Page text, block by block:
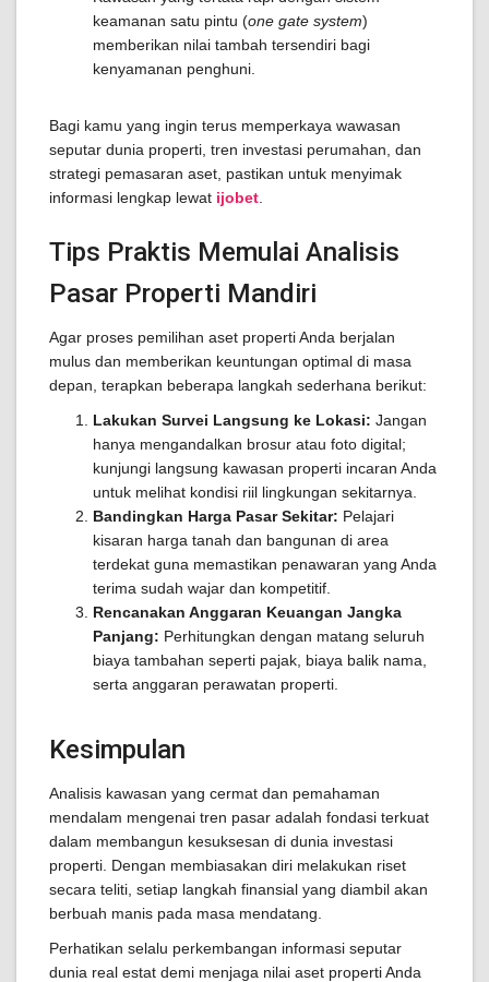
keamanan satu pintu (one gate system)
memberikan nilai tambah tersendiri bagi
kenyamanan penghuni.
Bagi kamu yang ingin terus memperkaya wawasan
seputar dunia properti, tren investasi perumahan, dan
strategi pemasaran aset, pastikan untuk menyimak
informasi lengkap lewat ijobet
Tips Praktis Memulai Analisis
Pasar Properti Mandiri
Agar proses pemilihan aset properti Anda berjalan
mulus dan memberikan keuntungan optimal di masa
depan, terapkan beberapa langkah sederhana berikut:
Lakukan Survei Langsung ke Lokasi: Jangan
hanya mengandalkan brosur atau foto digital;
kunjungi langsung kawasan properti incaran Anda
untuk melihat kondisi riil lingkungan sekitarnya.
Bandingkan Harga Pasar Sekitar: Pelajari
kisaran harga tanah dan bangunan di area
terdekat guna memastikan penawaran yang Anda
terima sudah wajar dan kompetitif.
Rencanakan Anggaran Keuangan Jangka
Panjang: Perhitungkan dengan matang seluruh
biaya tambahan seperti pajak, biaya balik nama,
serta anggaran perawatan properti.
Kesimpulan
Analisis kawasan yang cermat dan pemahaman
mendalam mengenai tren pasar adalah fondasi terkuat
dalam membangun kesuksesan di dunia investasi
properti. Dengan membiasakan diri melakukan riset
secara teliti, setiap langkah finansial yang diambil akan
berbuah manis pada masa mendatang.
Perhatikan selalu perkembangan informasi seputar
dunia real estat demi menjaga nilai aset properti Anda